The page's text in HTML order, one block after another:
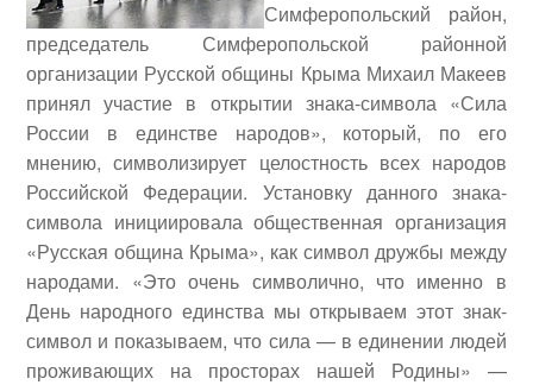
Симферопольский район,
председатель Симферопольской районной
организации Русской общины Крыма Михаил Макеев
принял участие в открытии знака-символа «Сила
России в единстве народов», который, по его
мнению, символизирует целостность всех народов
Российской Федерации. Установку данного знака-
символа инициировала общественная организация
«Русская община Крыма», как символ дружбы между
народами. «Это очень символично, что именно в
День народного единства мы открываем этот знак-
символ и показываем, что сила — в единении людей
проживающих на просторах нашей Родины» —